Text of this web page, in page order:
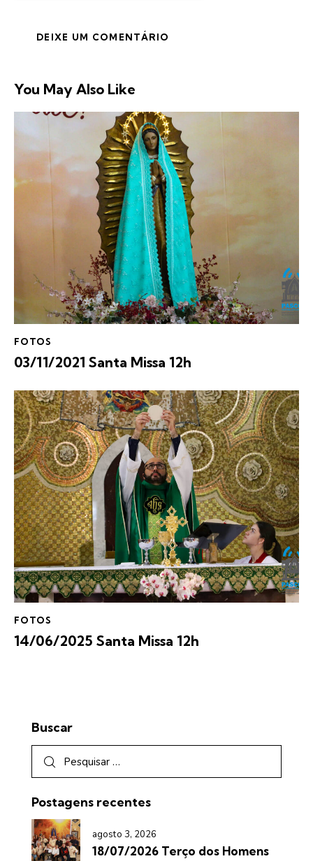
You May Also Like
FOTOS
03/11/2021 Santa Missa 12h
FOTOS
14/06/2025 Santa Missa 12h
Buscar
Postagens recentes
agosto 3, 2026
18/07/2026 Terço dos Homens